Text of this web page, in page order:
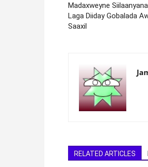
Madaxweyne
Laga Diiday Gobalada
Saaxil
RELATED ARTICLES